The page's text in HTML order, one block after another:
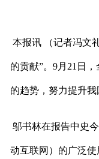
本报讯 （记者冯文
的贡献”。9月21日
的趋势，努力提升我
邬书林在报告中史
动互联网）的广泛